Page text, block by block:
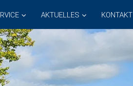
AKTUELLES KONTAKT